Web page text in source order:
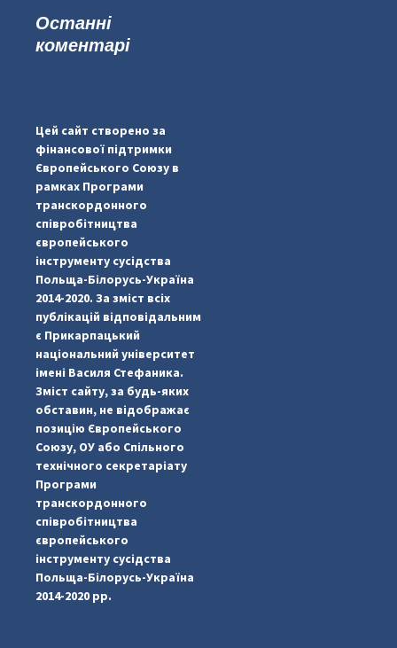
#PipIvanToday
Останні
коментарі
Цей сайт створено за
фінансової підтримки
Європейського Союзу в
рамках Програми
транскордонного
співробітництва
європейського
інструменту сусідства
Польща-Білорусь-Україна
2014-2020. За зміст всіх
публікацій відповідальним
є Прикарпацький
національний університет
імені Василя Стефаника.
Зміст сайту, за будь-яких
обставин, не відображає
позицію Європейського
Союзу, ОУ або Спільного
технічного секретаріату
Програми
транскордонного
співробітництва
європейського
інструменту сусідства
Польща-Білорусь-Україна
2014-2020 рр.